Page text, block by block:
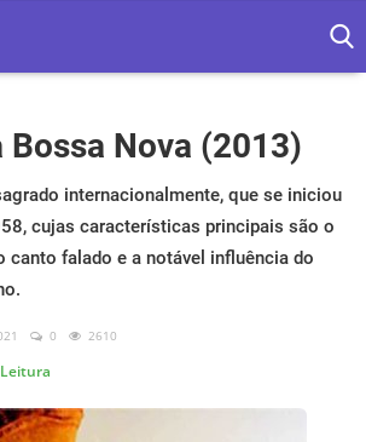
Bossa Nova (2013)
internacionalmente, que se iniciou
cujas características principais são o
canto falado e a notável influência do
0 2610